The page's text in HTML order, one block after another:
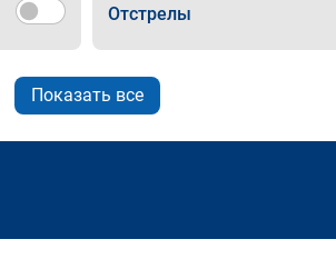
Отстрелы
Показать все